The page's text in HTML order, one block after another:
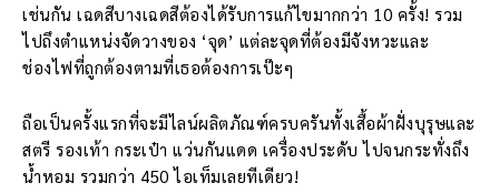
เช่นกัน เฉดสีบางเฉดสีต้องได้รับการแก้ไขมากกว่า 10 ครั้ง! รวม
ไปถึงตำแหน่งจัดวางของ ‘จุด’ แต่ละจุดที่ต้องมีจังหวะและ
ช่องไฟที่ถูกต้องตามที่เธอต้องการเป๊ะๆ
ถือเป็นครั้งแรกที่จะมีไลน์ผลิตภัณฑ์ครบครันทั้งเสื้อผ้าฝั่งบุรุษและ
สตรี รองเท้า กระเป๋า แว่นกันแดด เครื่องประดับ ไปจนกระทั่งถึง
น้ำหอม รวมกว่า 450 ไอเท็มเลยทีเดียว!